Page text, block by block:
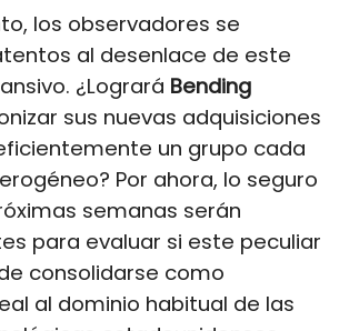
los observadores se
al desenlace de este
¿Logrará Bending
sus nuevas adquisiciones
un grupo cada
Por ahora, lo seguro
semanas serán
para evaluar si este peculiar
consolidarse como
al dominio habitual de las